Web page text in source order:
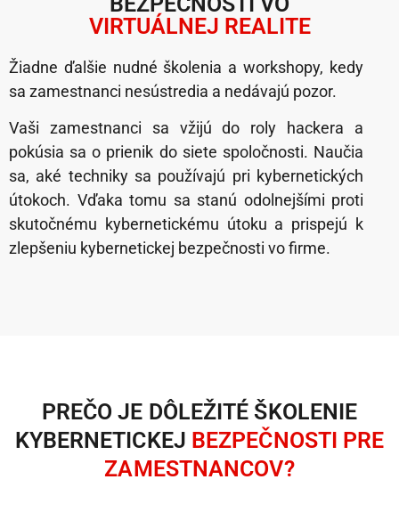
VIRTUÁLNEJ REALITE
Žiadne ďalšie nudné školenia a workshopy, kedy
sa zamestnanci nesústredia a nedávajú pozor.
Vaši zamestnanci sa vžijú do roly hackera a
pokúsia sa o prienik do siete spoločnosti. Naučia
sa, aké techniky sa používajú pri kybernetických
útokoch. Vďaka tomu sa stanú odolnejšími proti
skutočnému kybernetickému útoku a prispejú k
zlepšeniu kybernetickej bezpečnosti vo firme.
PREČO JE DÔLEŽITÉ ŠKOLENIE
KYBERNETICKEJ BEZPEČNOSTI PRE
ZAMESTNANCOV?